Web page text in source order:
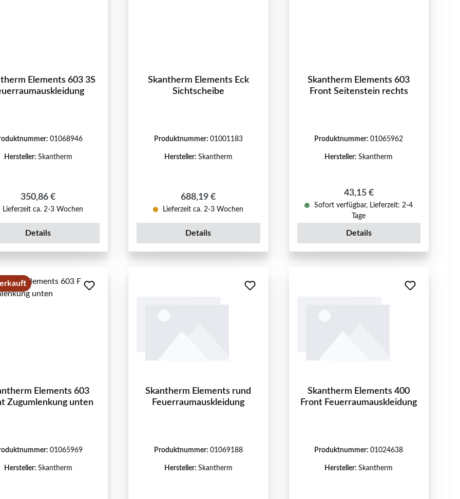
Elements 603 3S
01068946
Hersteller: Skantherm
Regulärer Preis:
350,86 €
Lieferzeit ca. 2-3 Wochen
Details
Skantherm Elements Eck
Sichtscheibe
Produktnummer: 01001183
Hersteller: Skantherm
Regulärer Preis:
688,19 €
Lieferzeit ca. 2-3 Wochen
Details
Skantherm Elements 603
Front Seitenstein rechts
Produktnummer:01065962
Hersteller:Skantherm
Regulärer Preis:
43,15 €
Sofort verfügbar, Lieferzeit: 2-4
Tage
Details
Elements 603
Zugumlenkung unten
01065969
Hersteller: Skantherm
Skantherm Elements rund
Feuerraumauskleidung
Produktnummer: 01069188
Hersteller: Skantherm
Skantherm Elements 400
Front Feuerraumauskleidung
Produktnummer:01024638
Hersteller:Skantherm